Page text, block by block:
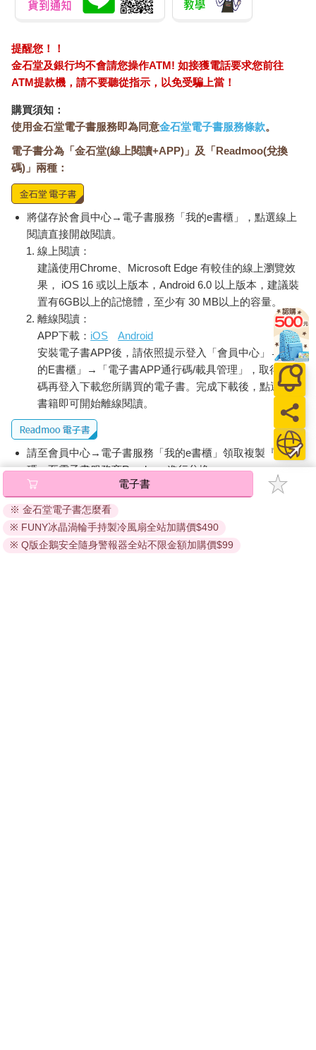
提醒您！！
金石堂及銀行均不會請您操作ATM! 如接獲電話要求您前往
ATM提款機，請不要聽從指示，以免受騙上當！
購買須知：
使用金石堂電子書服務即為同意金石堂電子書服務條款。
電子書分為「金石堂(線上閱讀+APP)」及「Readmoo(兌換
碼)」兩種：
將儲存於會員中心→電子書服務「我的e書櫃」，點選線上
閱讀直接開啟閱讀。
線上閱讀：
建議使用Chrome、Microsoft Edge 有較佳的線上瀏覽效
果， iOS 16 或以上版本，Android 6.0 以上版本，建議裝
置有6GB以上的記憶體，至少有 30 MB以上的容量。
離線閱讀：
APP下載： iOS
Android
安裝電子書APP後，請依照提示登入「會員中心」→「我
的E書櫃」→「電子書APP通行碼/載具管理」，取得通行
碼再登入下載您所購買的電子書。完成下載後，點選任一
書籍即可開始離線閱讀。
請至會員中心→電子書服務「我的e書櫃」領取複製『兌換
碼』至電子書服務商Readmoo進行兌換。
退換貨須知：
因版權保護，您在金石堂所購買的電子書僅能以金石堂專屬
的閱讀軟體開啟閱讀，無法以其他閱讀器或直接下載檔案。
依據「消費者保護法」第19條及行政院消費者保護處公告之